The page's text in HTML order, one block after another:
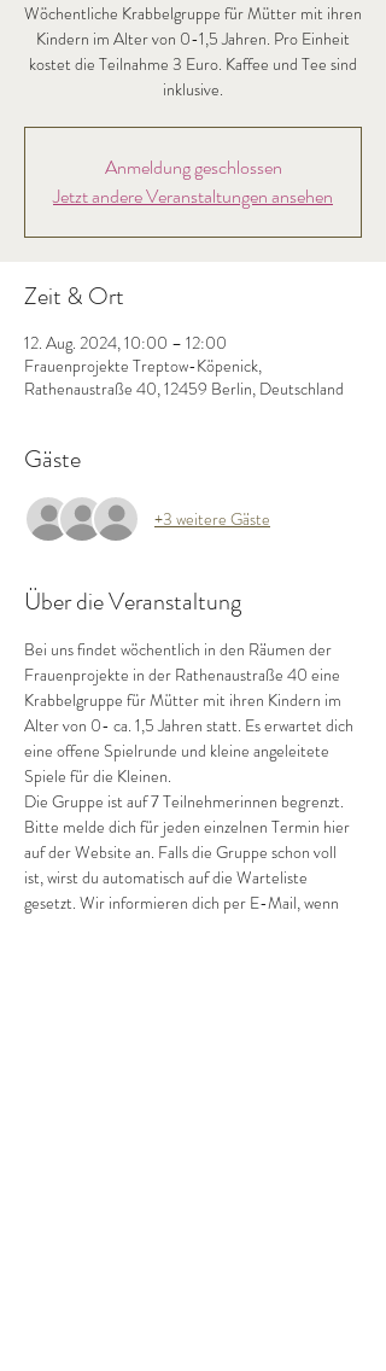
Wöchentliche Krabbelgruppe für Mütter mit ihren
Kindern im Alter von 0-1,5 Jahren. Pro Einheit
kostet die Teilnahme 3 Euro. Kaffee und Tee sind
inklusive.
Anmeldung geschlossen
Jetzt andere Veranstaltungen ansehen
Zeit & Ort
12. Aug. 2024, 10:00 – 12:00
Frauenprojekte Treptow-Köpenick,
Rathenaustraße 40, 12459 Berlin, Deutschland
Gäste
+3 weitere Gäste
Über die Veranstaltung
Bei uns findet wöchentlich in den Räumen der
Frauenprojekte in der Rathenaustraße 40 eine
Krabbelgruppe für Mütter mit ihren Kindern im
Alter von 0- ca. 1,5 Jahren statt. Es erwartet dich
eine offene Spielrunde und kleine angeleitete
Spiele für die Kleinen.
Die Gruppe ist auf 7 Teilnehmerinnen begrenzt.
Bitte melde dich für jeden einzelnen Termin hier
auf der Website an. Falls die Gruppe schon voll
ist, wirst du automatisch auf die Warteliste
gesetzt. Wir informieren dich per E-Mail, wenn